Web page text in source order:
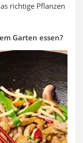
richtige Pflanzen
Garten essen?